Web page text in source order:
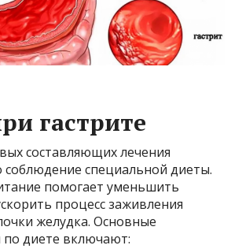
гастрите
составляющих лечения
соблюдение специальной диеты.
помогает уменьшить
процесс заживления
желудка. Основные
диете включают: